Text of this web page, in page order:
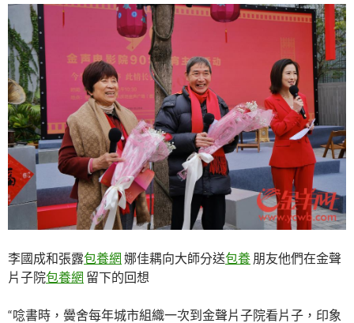
李國成和張露包養網 娜佳耦向大師分送包養 朋友他們在金聲
片子院包養網 留下的回想
“唸書時，黌舍每年城市組織一次到金聲片子院看片子，印象